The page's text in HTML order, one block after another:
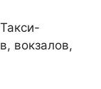
вокзалов,